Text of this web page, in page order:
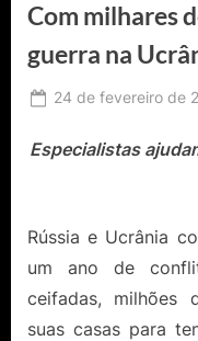
Com milhares
guerra na
Posted
24 de fevereiro de
Especialistas
Rússia e Ucrânia
um ano de
ceifadas, milhões
suas casas para